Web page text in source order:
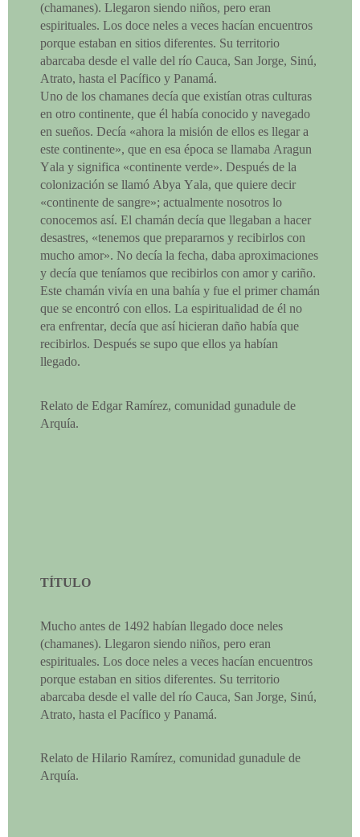
(chamanes). Llegaron siendo niños, pero eran
espirituales. Los doce neles a veces hacían encuentros
porque estaban en sitios diferentes. Su territorio
abarcaba desde el valle del río Cauca, San Jorge, Sinú,
Atrato, hasta el Pacífico y Panamá.
Uno de los chamanes decía que existían otras culturas
en otro continente, que él había conocido y navegado
en sueños. Decía «ahora la misión de ellos es llegar a
este continente», que en esa época se llamaba Aragun
Yala y significa «continente verde». Después de la
colonización se llamó Abya Yala, que quiere decir
«continente de sangre»; actualmente nosotros lo
conocemos así. El chamán decía que llegaban a hacer
desastres, «tenemos que prepararnos y recibirlos con
mucho amor». No decía la fecha, daba aproximaciones
y decía que teníamos que recibirlos con amor y cariño.
Este chamán vivía en una bahía y fue el primer chamán
que se encontró con ellos. La espiritualidad de él no
era enfrentar, decía que así hicieran daño había que
recibirlos. Después se supo que ellos ya habían
llegado.
Relato de Edgar Ramírez, comunidad gunadule de
Arquía.
TÍTULO
Mucho antes de 1492 habían llegado doce neles
(chamanes). Llegaron siendo niños, pero eran
espirituales. Los doce neles a veces hacían encuentros
porque estaban en sitios diferentes. Su territorio
abarcaba desde el valle del río Cauca, San Jorge, Sinú,
Atrato, hasta el Pacífico y Panamá.
Relato de Hilario Ramírez, comunidad gunadule de
Arquía.